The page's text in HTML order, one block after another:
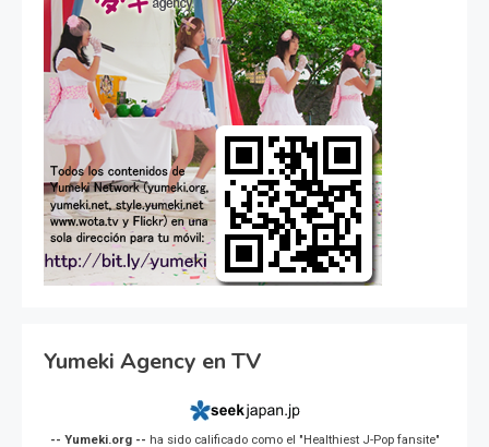
Yumeki Agency en TV
-- Yumeki.org -- ha sido calificado como el "Healthiest J-Pop fansite"